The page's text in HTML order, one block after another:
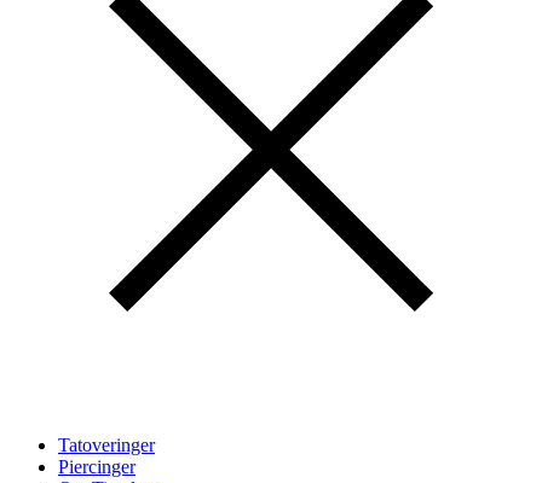
Tatoveringer
Piercinger